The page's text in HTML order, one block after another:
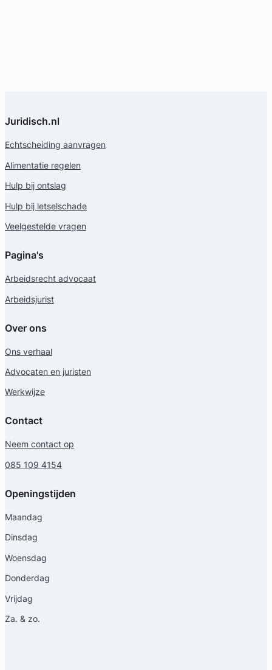
Juridisch.nl
Echtscheiding aanvragen
Alimentatie regelen
Hulp bij ontslag
Hulp bij letselschade
Veelgestelde vragen
Pagina's
Arbeidsrecht advocaat
Arbeidsjurist
Over ons
Ons verhaal
Advocaten en juristen
Werkwijze
Contact
Neem contact op
085 109 4154
Openingstijden
Maandag
Dinsdag
Woensdag
Donderdag
Vrijdag
Za. & zo.